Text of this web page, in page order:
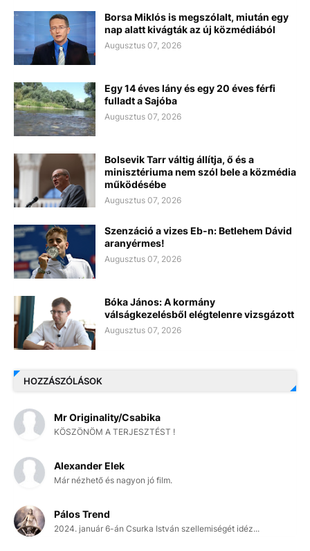
Borsa Miklós is megszólalt, miután egy
nap alatt kivágták az új közmédiából
Augusztus 07, 2026
Egy 14 éves lány és egy 20 éves férfi
fulladt a Sajóba
Augusztus 07, 2026
Bolsevik Tarr váltig állítja, ő és a
minisztériuma nem szól bele a közmédia
működésébe
Augusztus 07, 2026
Szenzáció a vizes Eb-n: Betlehem Dávid
aranyérmes!
Augusztus 07, 2026
Bóka János: A kormány
válságkezelésből elégtelenre vizsgázott
Augusztus 07, 2026
HOZZÁSZÓLÁSOK
Mr Originality/Csabika
KÖSZÖNÖM A TERJESZTÉST !
Alexander Elek
Már nézhető és nagyon jó film.
Pálos Trend
2024. január 6-án Csurka István szellemiségét idéz...